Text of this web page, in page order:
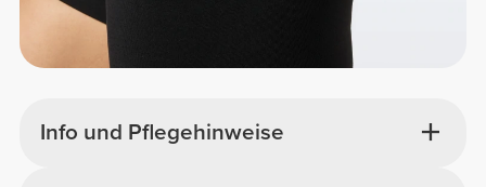
Info und Pflegehinweise